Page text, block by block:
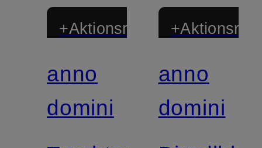
+Aktionsrabatt
anno
domini
anno
domini